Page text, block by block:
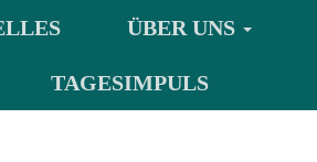
ÜBER UNS
TAGESIMPULS